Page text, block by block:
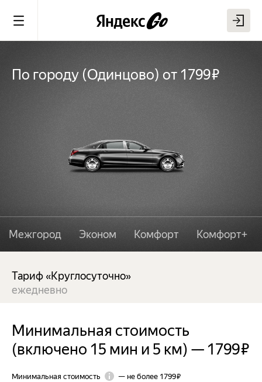
По городу (Одинцово) от 1799 ₽
Межгород Эконом Комфорт Комфорт+
Тариф «Круглосуточно»
ежедневно
Минимальная стоимость
(включено 15 мин и 5 км) — 1799 ₽
Минимальная стоимость — не более 1799 ₽